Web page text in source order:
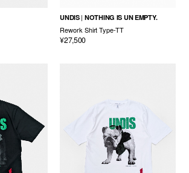
UNDIS NOTHING IS UN EMPTY.
Rework Shirt Type-TT
¥27,500